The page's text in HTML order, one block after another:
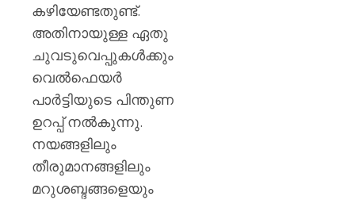
കഴിയേണ്ടതുണ്ട്.
അതിനായുള്ള ഏതു
ചുവടുവെപ്പുകൾക്കും
വെൽഫെയർ
പാർട്ടിയുടെ പിന്തുണ
ഉറപ്പ് നൽകുന്നു.
നയങ്ങളിലും
തീരുമാനങ്ങളിലും
മറുശബ്ദങ്ങളെയും